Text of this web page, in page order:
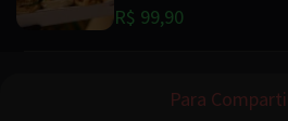
R$ 99,90
Para